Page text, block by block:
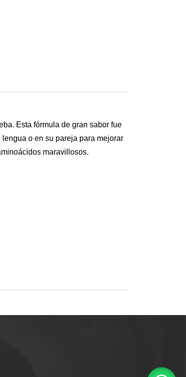
Esta fórmula de gran sabor fue
o en su pareja para mejorar
maravillosos.